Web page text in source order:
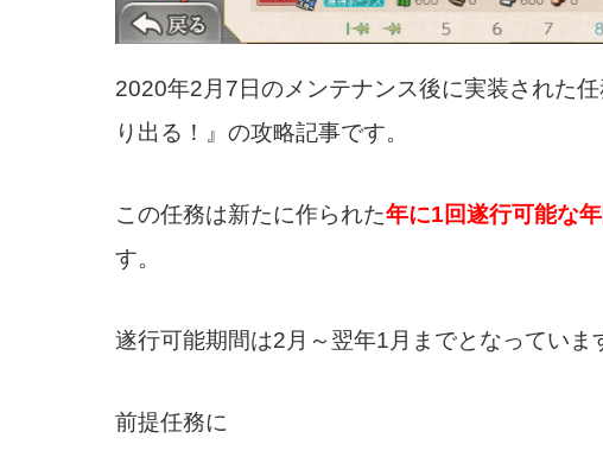
2020年2月7日のメンテナンス後に実装された
り出る！』の攻略記事です。
この任務は新たに作られた年に1回遂行可能な
す。
遂行可能期間は2月～翌年1月までとなっていま
前提任務に